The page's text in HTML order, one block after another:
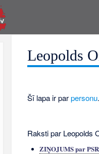
Leopolds
Šī lapa ir parpersonu.
Raksti par Leopolds
ZIŅOJUMS par